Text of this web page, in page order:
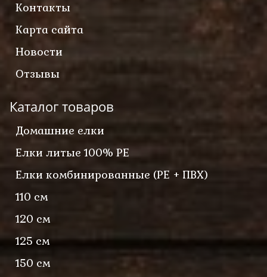
Контакты
Карта сайта
Новости
Отзывы
Каталог товаров
Домашние елки
Елки литые 100% PE
Елки комбинированные (PE + ПВХ)
110 см
120 см
125 см
150 см